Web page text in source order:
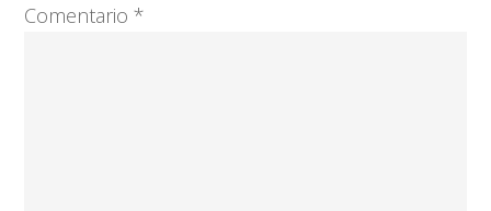
Comentario*